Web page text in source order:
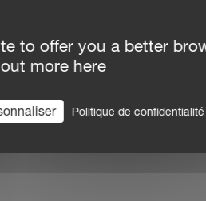
de pulvériser plus près
maintenant la taille
polyvalence lors de la
to offer you a better
more here
Politique de confidentialité